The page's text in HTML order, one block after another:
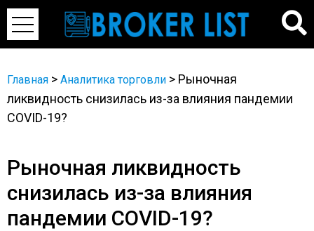
Главная > Аналитика торговли > Рыночная
ликвидность снизилась из-за влияния пандемии
COVID-19?
Рыночная ликвидность
снизилась из-за влияния
пандемии COVID-19?